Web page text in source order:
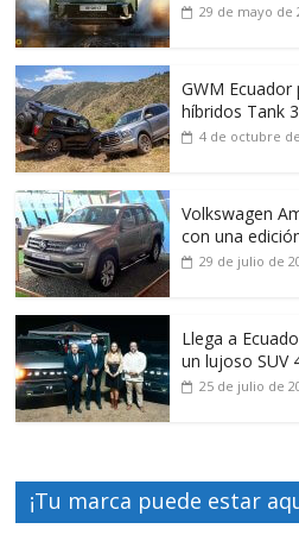
29 de mayo de
GWM
híbridos Tank
4 de octubre
Volkswagen
con una
29 de julio de
Llega a
un lujoso SUV
25 de julio de
¡Tu marca puede estar